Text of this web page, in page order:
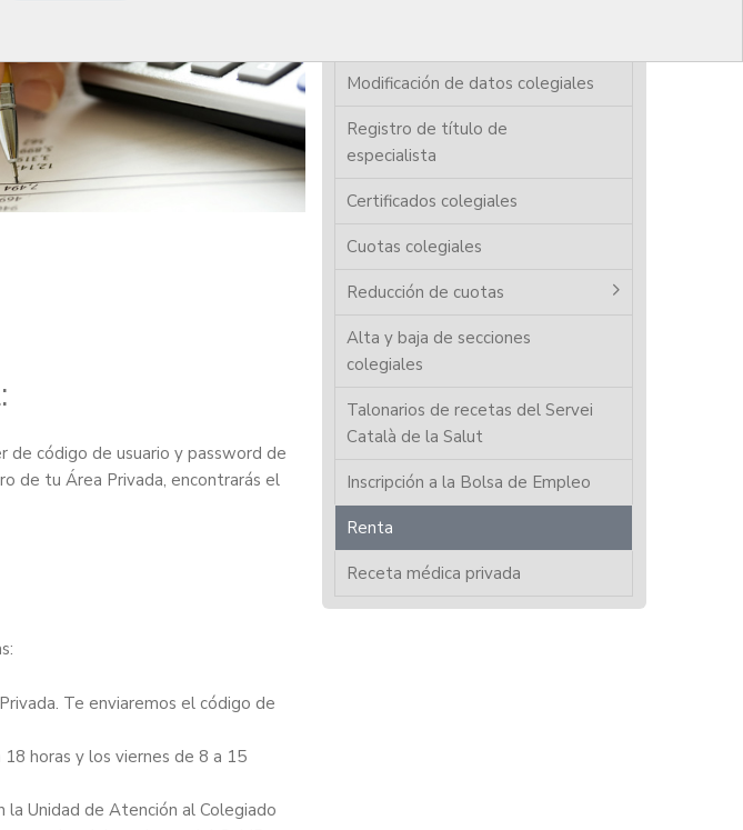
código de usuario y password de
de tu Área Privada, encontrarás el
Te enviaremos el código de
horas y los viernes de 8 a 15
Unidad de Atención al Colegiado
Modificación de datos colegiales
Registro de título de
especialista
Certificados colegiales
Cuotas colegiales
Reducción de cuotas
Alta y baja de secciones
colegiales
Talonarios de recetas del Servei
Català de la Salut
Inscripción a la Bolsa de Empleo
Renta
Receta médica privada